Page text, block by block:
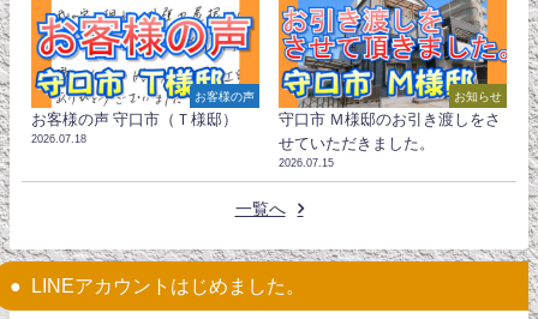
お客様の声
お客様の声 守口市（Ｔ様邸）
2026.07.18
お知らせ
守口市 Ｍ様邸のお引き渡しをさ
せていただきました。
2026.07.15
一覧へ
LINEアカウントはじめました。